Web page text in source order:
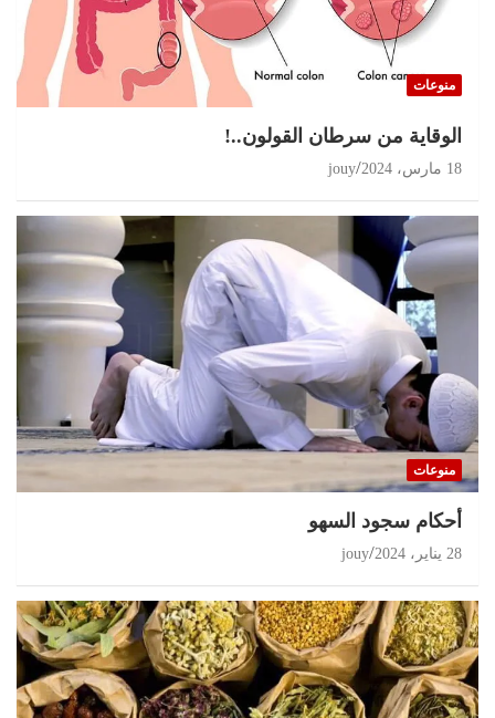
منوعات
الوقاية من سرطان القولون..!
18 مارس، 2024 jouy
منوعات
أحكام سجود السهو
28 يناير، 2024 jouy